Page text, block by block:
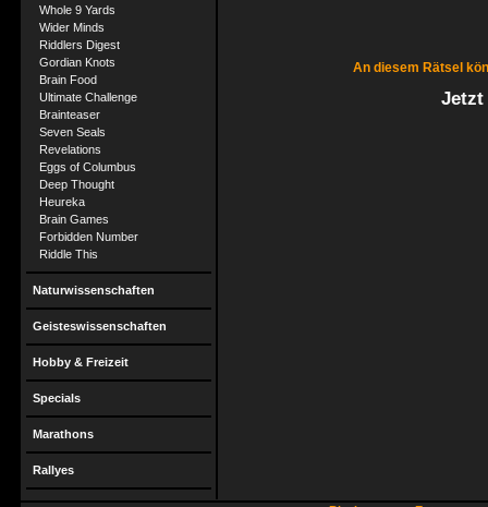
Whole 9 Yards
Wider Minds
Riddlers Digest
Gordian Knots
Brain Food
Ultimate Challenge
Brainteaser
Seven Seals
Revelations
Eggs of Columbus
Deep Thought
Heureka
Brain Games
Forbidden Number
Riddle This
Naturwissenschaften
Geisteswissenschaften
Hobby & Freizeit
Specials
Marathons
Rallyes
An diesem Rätsel
Jetzt